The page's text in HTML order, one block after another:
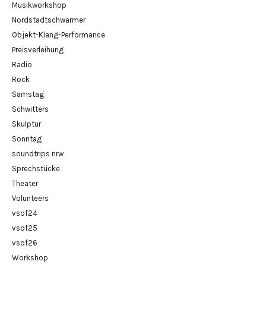
Musikworkshop
Nordstadtschwärmer
Objekt-Klang-Performance
Preisverleihung
Radio
Rock
Samstag
Schwitters
Skulptur
Sonntag
soundtrips nrw
Sprechstücke
Theater
Volunteers
vsof24
vsof25
vsof26
Workshop